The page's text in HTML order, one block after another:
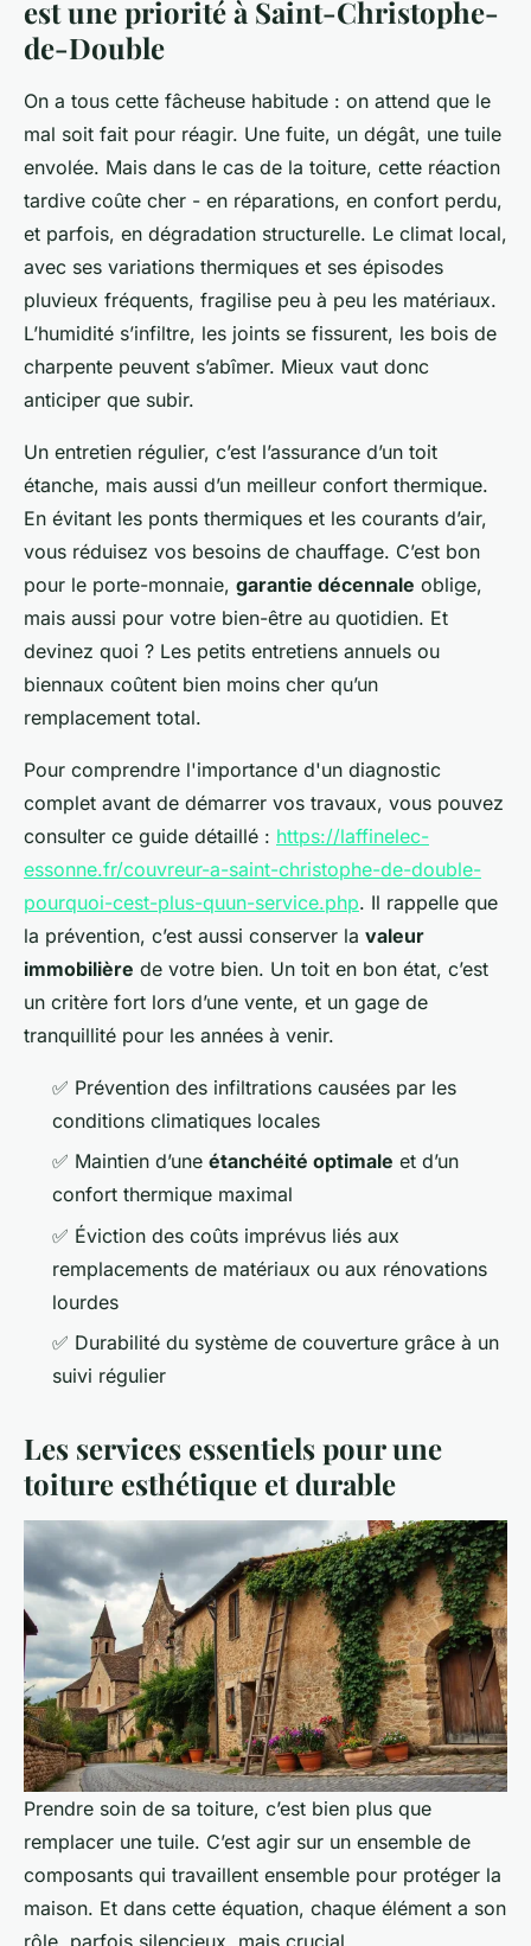
est une priorité à Saint-Christophe-
de-Double
On a tous cette fâcheuse habitude : on attend que le
mal soit fait pour réagir. Une fuite, un dégât, une tuile
envolée. Mais dans le cas de la toiture, cette réaction
tardive coûte cher - en réparations, en confort perdu,
et parfois, en dégradation structurelle. Le climat local,
avec ses variations thermiques et ses épisodes
pluvieux fréquents, fragilise peu à peu les matériaux.
L’humidité s’infiltre, les joints se fissurent, les bois de
charpente peuvent s’abîmer. Mieux vaut donc
anticiper que subir.
Un entretien régulier, c’est l’assurance d’un toit
étanche, mais aussi d’un meilleur confort thermique.
En évitant les ponts thermiques et les courants d’air,
vous réduisez vos besoins de chauffage. C’est bon
pour le porte-monnaie, garantie décennale oblige,
mais aussi pour votre bien-être au quotidien. Et
devinez quoi ? Les petits entretiens annuels ou
biennaux coûtent bien moins cher qu’un
remplacement total.
Pour comprendre l'importance d'un diagnostic
complet avant de démarrer vos travaux, vous pouvez
consulter ce guide détaillé : https://laffinelec-
essonne.fr/couvreur-a-saint-christophe-de-double-
pourquoi-cest-plus-quun-service.php. Il rappelle que
la prévention, c’est aussi conserver la valeur
immobilière de votre bien. Un toit en bon état, c’est
un critère fort lors d’une vente, et un gage de
tranquillité pour les années à venir.
✅ Prévention des infiltrations causées par les
conditions climatiques locales
✅ Maintien d’une étanchéité optimale et d’un
confort thermique maximal
✅ Éviction des coûts imprévus liés aux
remplacements de matériaux ou aux rénovations
lourdes
✅ Durabilité du système de couverture grâce à un
suivi régulier
Les services essentiels pour une
toiture esthétique et durable
Prendre soin de sa toiture, c’est bien plus que
remplacer une tuile. C’est agir sur un ensemble de
composants qui travaillent ensemble pour protéger la
maison. Et dans cette équation, chaque élément a son
rôle, parfois silencieux, mais crucial.